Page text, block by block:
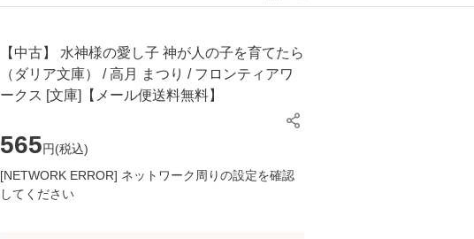
【中古】 水神様の愛し子 神が人の子を育てたら
（ダリア文庫） / 高月 まつり / フロンティアワ
ークス [文庫]【メール便送料無料】
565円(税込)
[NETWORK ERROR] ネットワーク周りの設定を確認
してください